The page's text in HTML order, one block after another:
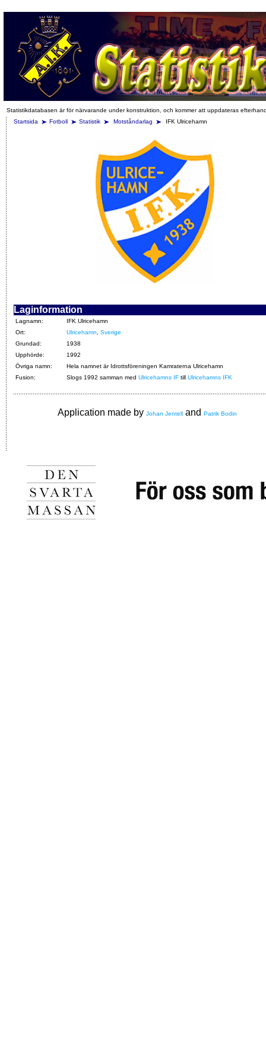
Statistikdatabasen är för närvarande under konstruktion, och kommer att uppdateras
Startsida
Fotboll Statistik Motståndarlag IFK Ulricehamn
Laginformation
Lagnamn:
IFK Ulricehamn
Ort:
Ulricehamn, Sverige
Grundad:
1938
Upphörde:
1992
Övriga namn:
Hela namnet är Idrottsföreningen Kamraterna Ulricehamn
Fusion:
Slogs 1992 samman med Ulricehamns IF till Ulricehamns IFK
Application made by Johan Jentell and Patrik Bodin